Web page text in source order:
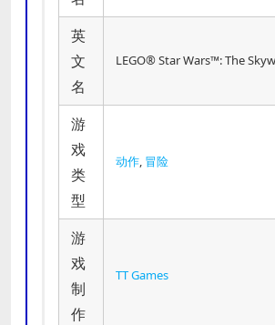
英
文
名
LEGO® Star Wars™: The
游
戏
类
型
动作 冒险
游
戏
制
作
TT Games